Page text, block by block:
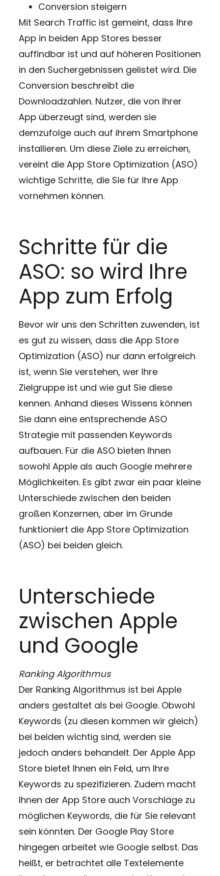
Conversion steigern
Mit Search Traffic ist gemeint, dass Ihre
App in beiden App Stores besser
auffindbar ist und auf höheren Positionen
in den Suchergebnissen gelistet wird. Die
Conversion beschreibt die
Downloadzahlen. Nutzer, die von Ihrer
App überzeugt sind, werden sie
demzufolge auch auf ihrem Smartphone
installieren. Um diese Ziele zu erreichen,
vereint die App Store Optimization (ASO)
wichtige Schritte, die Sie für Ihre App
vornehmen können.
Schritte für die
ASO: so wird Ihre
App zum Erfolg
Bevor wir uns den Schritten zuwenden, ist
es gut zu wissen, dass die App Store
Optimization (ASO) nur dann erfolgreich
ist, wenn Sie verstehen, wer Ihre
Zielgruppe ist und wie gut Sie diese
kennen. Anhand dieses Wissens können
Sie dann eine entsprechende ASO
Strategie mit passenden Keywords
aufbauen. Für die ASO bieten Ihnen
sowohl Apple als auch Google mehrere
Möglichkeiten. Es gibt zwar ein paar kleine
Unterschiede zwischen den beiden
großen Konzernen, aber im Grunde
funktioniert die App Store Optimization
(ASO) bei beiden gleich.
Unterschiede
zwischen Apple
und Google
Ranking Algorithmus
Der Ranking Algorithmus ist bei Apple
anders gestaltet als bei Google. Obwohl
Keywords (zu diesen kommen wir gleich)
bei beiden wichtig sind, werden sie
jedoch anders behandelt. Der Apple App
Store bietet Ihnen ein Feld, um Ihre
Keywords zu spezifizieren. Zudem macht
Ihnen der App Store auch Vorschläge zu
möglichen Keywords, die für Sie relevant
sein könnten. Der Google Play Store
hingegen arbeitet wie Google selbst. Das
heißt, er betrachtet alle Textelemente